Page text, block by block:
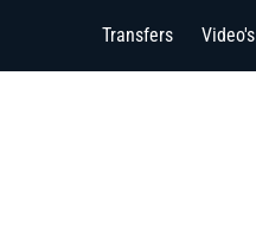
Transfers Video's